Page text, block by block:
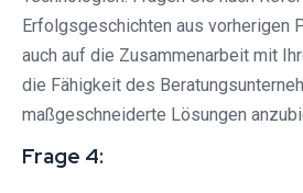
Erfolgsgeschichten aus vorherigen
auch auf die Zusammenarbeit mit
die Fähigkeit des
maßgeschneiderte Lösungen
Frage 4: